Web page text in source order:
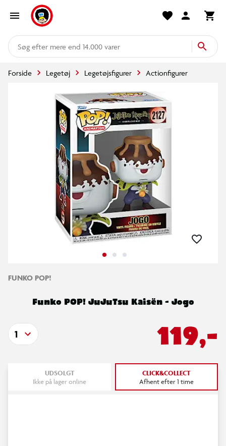
mere end 14.000 varer
Forside Legetøj Legetøjsfigurer Actionfigurer
FUNKO POP!
Funko POP! JuJuTsu Kaisën - Jogo
119,-
1
UDSOLGT
Ikke på lager online
CLICK&COLLECT
Afhent efter 1 time